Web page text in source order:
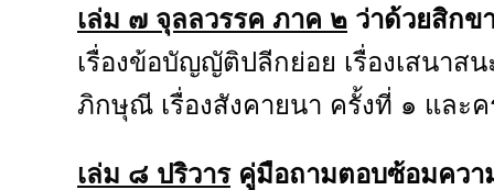
เล่ม ๗ จุลลวรรค ภาค ๒ ว่าด้วยสิกข
เรื่องข้อบัญญัติปลีกย่อย เรื่องเสนาส
ภิกษุณี เรื่องสังคายนา ครั้งที่ ๑ และ
เล่ม ๘ ปริวารคู่มือถามตอบซ้อมควา